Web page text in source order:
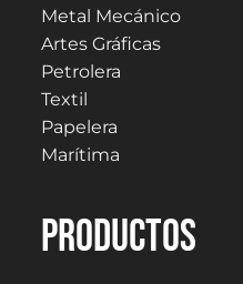
Metal Mecánico
Artes Gráficas
Petrolera
Textil
Papelera
Marítima
PRODUCTOS